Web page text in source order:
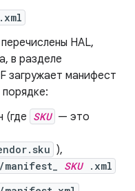
HAL,
в разделе
загружает манифест
(где SKU — это
),
SKU.xml